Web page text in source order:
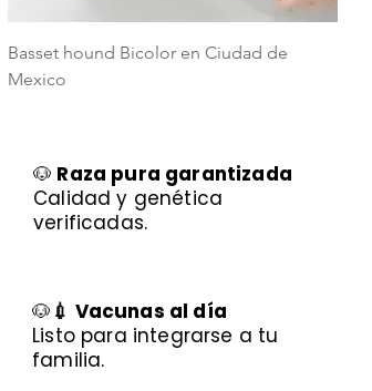
Basset hound Bicolor en Ciudad de
Mexico
🐶 Raza pura garantizada
Calidad y genética
verificadas.
🐶 💉 Vacunas al día
Listo para integrarse a tu
familia.